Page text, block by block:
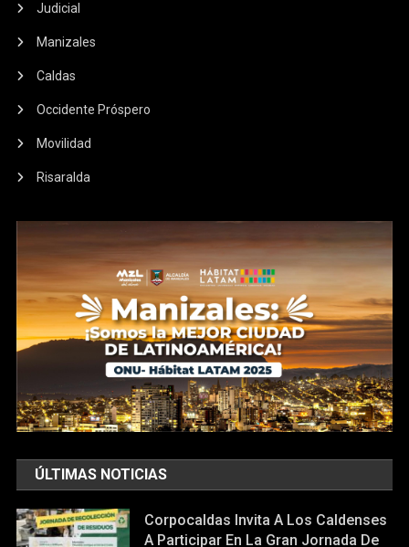
Judicial
Manizales
Caldas
Occidente Próspero
Movilidad
Risaralda
ÚLTIMAS NOTICIAS
Corpocaldas Invita A Los Caldenses
A Participar En La Gran Jornada De